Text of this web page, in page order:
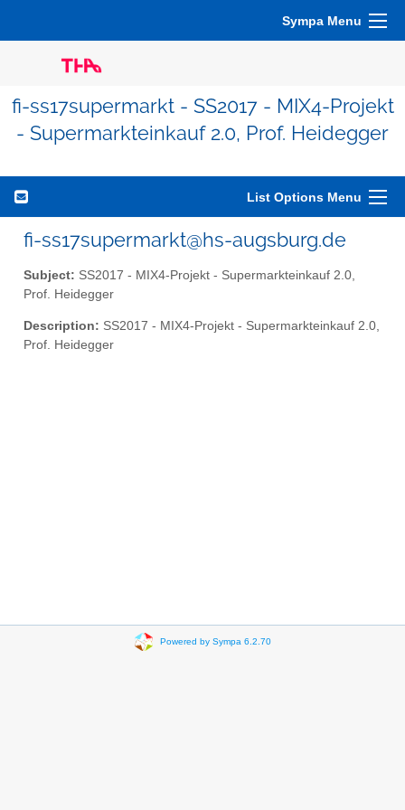
Sympa Menu
fi-ss17supermarkt - SS2017 - MIX4-Projekt
- Supermarkteinkauf 2.0, Prof. Heidegger
List Options Menu
fi-ss17supermarkt@hs-augsburg.de
Subject: SS2017 - MIX4-Projekt - Supermarkteinkauf 2.0,
Prof. Heidegger
Description: SS2017 - MIX4-Projekt - Supermarkteinkauf 2.0,
Prof. Heidegger
Powered by Sympa 6.2.70